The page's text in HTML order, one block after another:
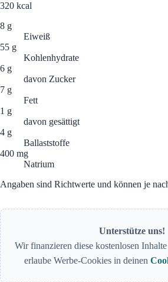
320 kcal
8 g
Eiweiß
55 g
Kohlenhydrate
6 g
davon Zucker
7 g
Fett
1 g
davon gesättigt
4 g
Ballaststoffe
400 mg
Natrium
Angaben sind Richtwerte und können je
Unterstütze uns!
Wir finanzieren diese kostenlosen
erlaube Werbe-Cookies in deinen